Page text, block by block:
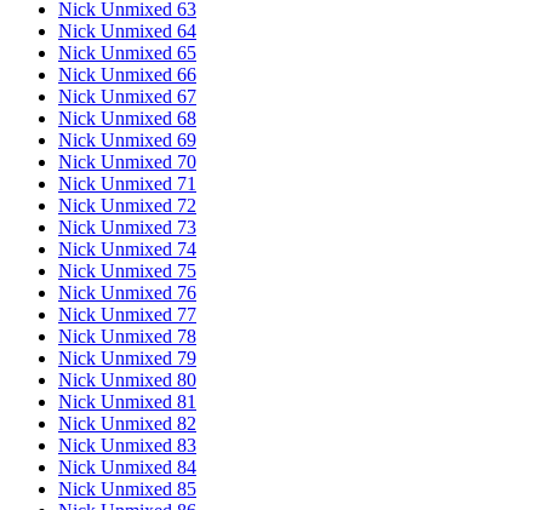
Nick Unmixed 63
Nick Unmixed 64
Nick Unmixed 65
Nick Unmixed 66
Nick Unmixed 67
Nick Unmixed 68
Nick Unmixed 69
Nick Unmixed 70
Nick Unmixed 71
Nick Unmixed 72
Nick Unmixed 73
Nick Unmixed 74
Nick Unmixed 75
Nick Unmixed 76
Nick Unmixed 77
Nick Unmixed 78
Nick Unmixed 79
Nick Unmixed 80
Nick Unmixed 81
Nick Unmixed 82
Nick Unmixed 83
Nick Unmixed 84
Nick Unmixed 85